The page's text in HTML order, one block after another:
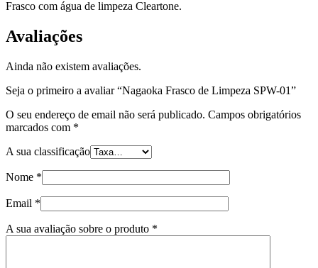
Frasco com água de limpeza Cleartone.
Avaliações
Ainda não existem avaliações.
Seja o primeiro a avaliar “Nagaoka Frasco de Limpeza SPW-01”
O seu endereço de email não será publicado. Campos obrigatórios
marcados com *
A sua classificação
Nome *
Email *
A sua avaliação sobre o produto *